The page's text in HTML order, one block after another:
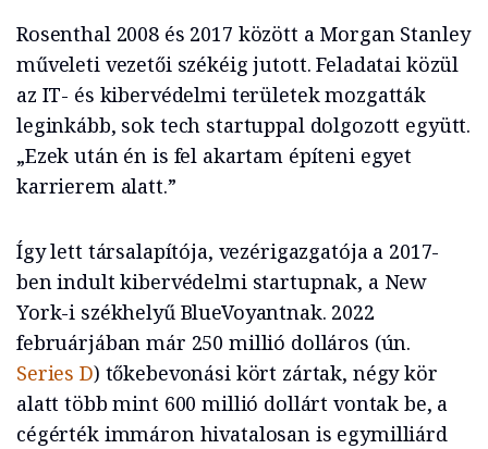
Rosenthal 2008 és 2017 között a Morgan Stanley
műveleti vezetői székéig jutott. Feladatai közül
az IT- és kibervédelmi területek mozgatták
leginkább, sok tech startuppal dolgozott együtt.
„Ezek után én is fel akartam építeni egyet
karrierem alatt.”
Így lett társalapítója, vezérigazgatója a 2017-
ben indult kibervédelmi startupnak, a New
York-i székhelyű BlueVoyantnak. 2022
februárjában már 250 millió dolláros (ún.
Series D) tőkebevonási kört zártak, négy kör
alatt több mint 600 millió dollárt vontak be, a
cégérték immáron hivatalosan is egymilliárd